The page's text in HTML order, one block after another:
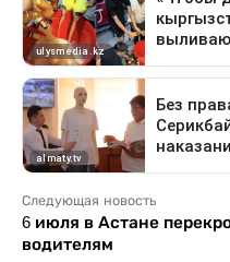
Следующая новость
6 июля в Астане
водителям